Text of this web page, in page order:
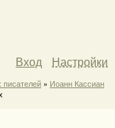
Вход Настройки
писателей » Иоанн Кассиан